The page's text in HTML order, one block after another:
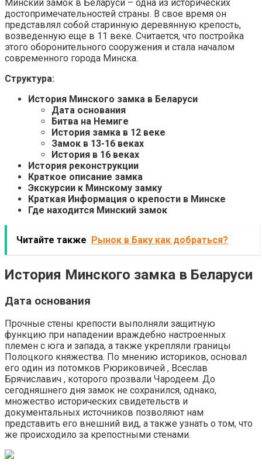
Минский замок в Беларуси – одна из исторических
достопримечательностей страны. В свое время он
представлял собой старинную деревянную крепость,
возведенную еще в 11 веке. Считается, что постройка
этого оборонительного сооружения и стала началом
современного города Минска.
Структура:
История Минского замка в Беларуси
Дата основания
Битва на Немиге
История замка в 12 веке
Замок в 13-16 веках
История в 16 веках
История реконструкции
Краткое описание замка
Экскурсии к Минскому замку
Краткая Информация о крепости в Минске
Где находится Минский замок
Читайте также Рынок в Баку как добраться?
История Минского замка в Беларуси
Дата основания
Прочные стены крепости выполняли защитную
функцию при нападении враждебно настроенных
племен с юга и запада, а также укрепляли границы
Полоцкого княжества. По мнению историков, основал
его один из потомков Рюриковичей , Всеслав
Брячиславич , которого прозвали Чародеем. До
сегодняшнего дня замок не сохранился, однако,
множество исторических свидетельств и
документальных источников позволяют нам
представить его внешний вид, а также узнать о том, что
же происходило за крепостными стенами.